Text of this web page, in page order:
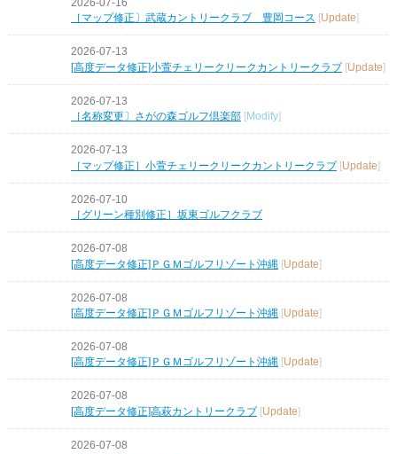
2026-07-16
［マップ修正〕武蔵カントリークラブ 豊岡コース
Update
2026-07-13
[高度データ修正]小萱チェリークリークカントリークラブ [Update]
2026-07-13
［名称変更〕さがの森ゴルフ倶楽部
Modify
2026-07-13
［マップ修正］小萱チェリークリークカントリークラブ [Update]
2026-07-10
［グリーン種別修正］坂東ゴルフクラブ
2026-07-08
[高度データ修正]ＰＧＭゴルフリゾート沖縄 [Update]
2026-07-08
[高度データ修正]ＰＧＭゴルフリゾート沖縄 [Update]
2026-07-08
[高度データ修正]ＰＧＭゴルフリゾート沖縄 Update
2026-07-08
[高度データ修正]高萩カントリークラブ [Update]
2026-07-08